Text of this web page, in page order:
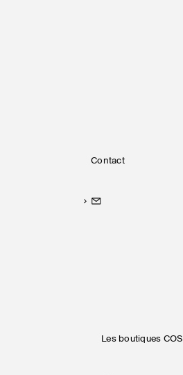
Contact
Les boutiques COS